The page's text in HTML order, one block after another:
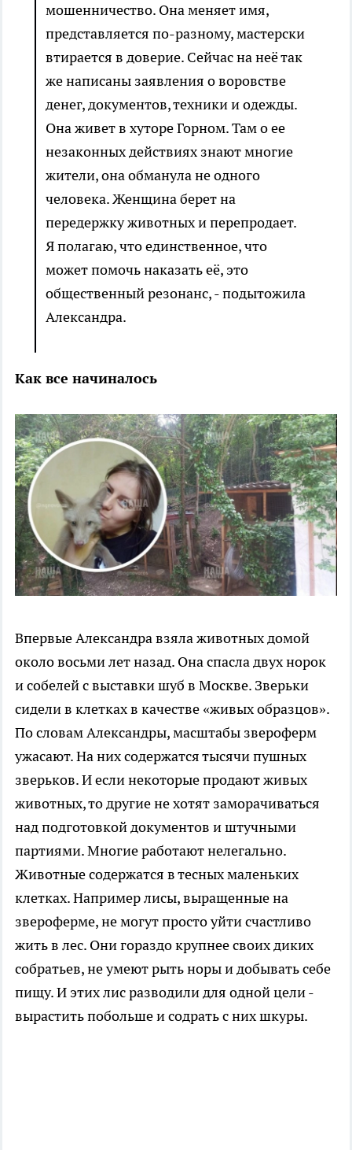
мошенничество. Она меняет имя,
представляется по-разному, мастерски
втирается в доверие. Сейчас на неё так
же написаны заявления о воровстве
денег, документов, техники и одежды.
Она живет в хуторе Горном. Там о ее
незаконных действиях знают многие
жители, она обманула не одного
человека. Женщина берет на
передержку животных и перепродает.
Я полагаю, что единственное, что
может помочь наказать её, это
общественный резонанс, - подытожила
Александра.
Как все начиналось
Впервые Александра взяла животных домой
около восьми лет назад. Она спасла двух норок
и собелей с выставки шуб в Москве. Зверьки
сидели в клетках в качестве «живых образцов».
По словам Александры, масштабы звероферм
ужасают. На них содержатся тысячи пушных
зверьков. И если некоторые продают живых
животных, то другие не хотят заморачиваться
над подготовкой документов и штучными
партиями. Многие работают нелегально.
Животные содержатся в тесных маленьких
клетках. Например лисы, выращенные на
звероферме, не могут просто уйти счастливо
жить в лес. Они гораздо крупнее своих диких
собратьев, не умеют рыть норы и добывать себе
пищу. И этих лис разводили для одной цели -
вырастить побольше и содрать с них шкуры.